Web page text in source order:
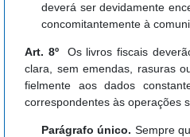
deverá ser devidamente
concomitantemente à
Art. 8º Os livros fiscais
clara, sem emendas, rasuras
fielmente aos dados
correspondentes às operações
Parágrafo único. Sempre